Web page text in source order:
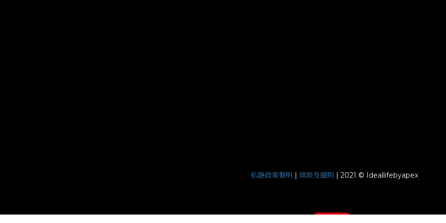
私隱政策聲明 | 條款及細則 | 2021 © Ideallifebyapex